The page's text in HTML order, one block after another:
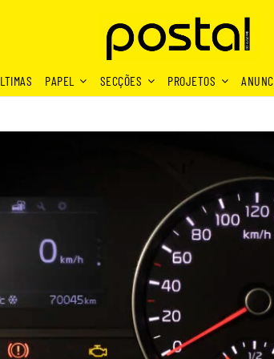
PAPEL SECÇÕES PROJETOS